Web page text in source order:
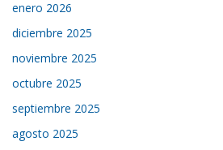
enero 2026
diciembre 2025
noviembre 2025
octubre 2025
septiembre 2025
agosto 2025